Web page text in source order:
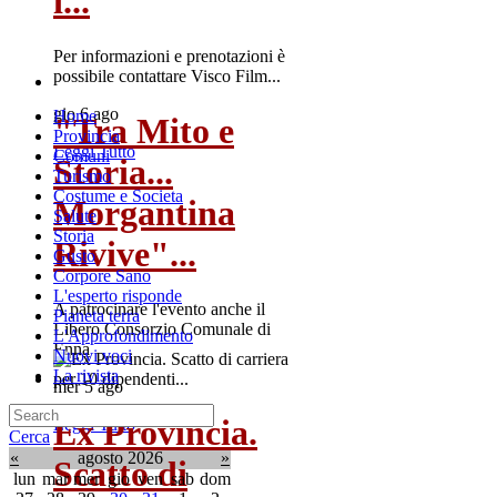
Per informazioni e prenotazioni è
possibile contattare Visco Film...
gio 6 ago
Leggi Tutto
"Tra Mito e
Storia...
Morgantina
Rivive"...
A patrocinare l'evento anche il
Libero Consorzio Comunale di
Enna
mer 5 ago
Leggi Tutto
Ex Provincia.
Scatto di
Home
Provincia
Comuni
Turismo
Costume e Societa
Salute
Storia
Gusto
Corpore Sano
L'esperto risponde
Pianeta terra
L'Approfondimento
Nuovi voci
La rivista
Cerca
«
agosto 2026
»
lun mar mer gio ven sab dom